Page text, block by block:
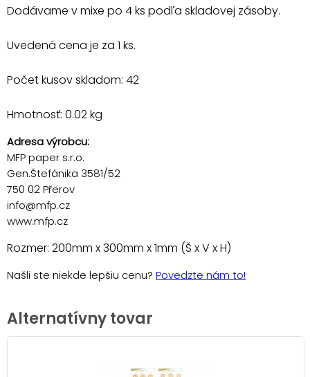
Dodávame v mixe po 4 ks podľa skladovej zásoby.
Uvedená cena je za 1 ks.
Počet kusov skladom: 42
Hmotnosť: 0.02 kg
Adresa výrobcu:
MFP paper s.r.o.
Gen.Štefánika 3581/52
750 02 Přerov
info@mfp.cz
www.mfp.cz
Rozmer: 200mm x 300mm x 1mm (Š x V x H)
Našli ste niekde lepšiu cenu? Povedzte nám to!
Alternatívny tovar